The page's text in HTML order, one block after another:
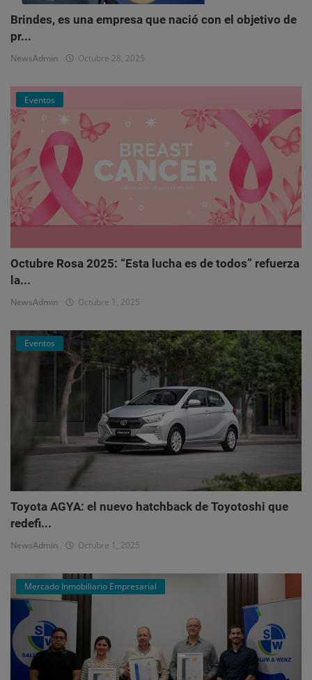
Brindes, es una empresa que nació con el objetivo de
pr...
NewsAdmin Octubre 28, 2025
Eventos
Octubre Rosa 2025: “Esta lucha es de todos” refuerza
la...
NewsAdmin Octubre 1, 2025
Eventos
Toyota AGYA: el nuevo hatchback de Toyotoshi que
redefi...
NewsAdmin Octubre 1, 2025
Mercado Inmobiliario Empresarial